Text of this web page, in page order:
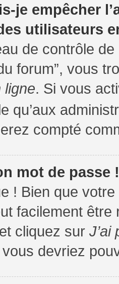
je empêcher
utilisateurs
de contrôle
forum”, vous
ligne. Si vous
qu’aux
compté
mot de passe !
! Bien que
facilement
cliquez sur J’ai
devriez